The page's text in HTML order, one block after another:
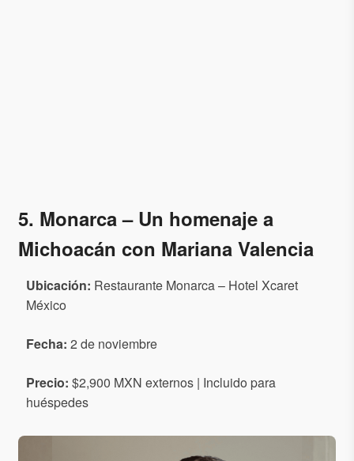
5. Monarca– Un homenaje a
Michoacán con Mariana Valencia
Ubicación: Restaurante Monarca – Hotel Xcaret
México
Fecha: 2 de noviembre
Precio: $2,900 MXN externos | Incluido para
huéspedes